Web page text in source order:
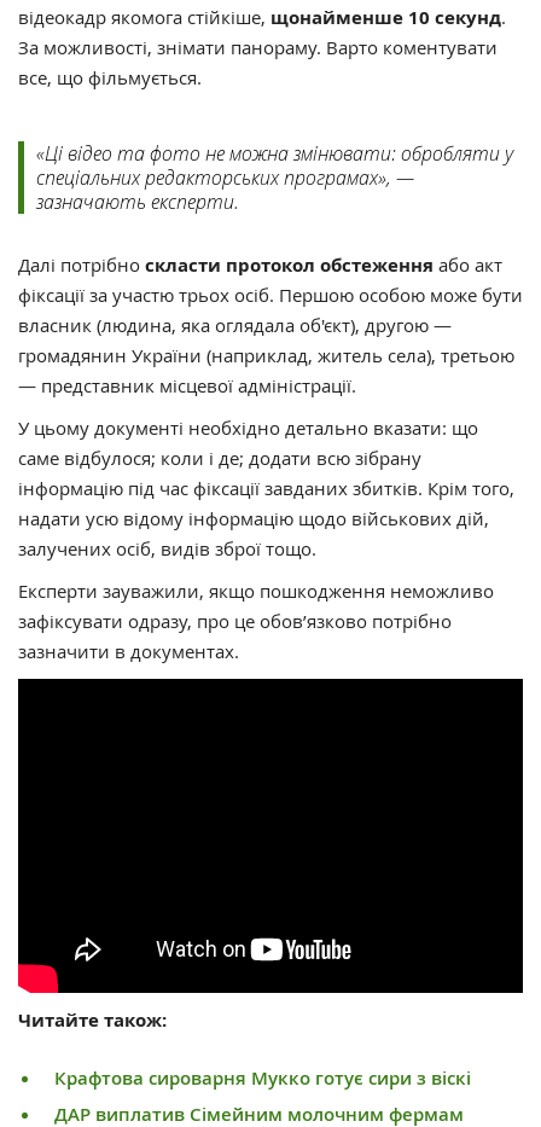
відеокадр якомога стійкіше, щонайменше 10 секунд.
За можливості, знімати панораму. Варто коментувати
все, що фільмується.
«Ці відео та фото не можна змінювати: обробляти у
спеціальних редакторських програмах», —
зазначають експерти.
Далі потрібно скласти протокол обстеження або акт
фіксації за участю трьох осіб. Першою особою може бути
власник (людина, яка оглядала об'єкт), другою —
громадянин України (наприклад, житель села), третьою
— представник місцевої адміністрації.
У цьому документі необхідно детально вказати: що
саме відбулося; коли і де; додати всю зібрану
інформацію під час фіксації завданих збитків. Крім того,
надати усю відому інформацію щодо військових дій,
залучених осіб, видів зброї тощо.
Експерти зауважили, якщо пошкодження неможливо
зафіксувати одразу, про це обов’язково потрібно
зазначити в документах.
Читайте також:
Крафтова сироварня Мукко готує сири з віскі
ДАР виплатив Сімейним молочним фермам